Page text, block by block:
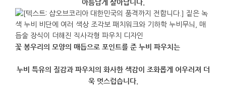
아름답게 살아납니다.
꽃 봉우리의 모양의 매듭으로 포인트를 준 누비 파우치는
누비 특유의 질감과 파우치의 화사한 색감이 조화롭게 어우러져 더
욱 멋스럽습니다.